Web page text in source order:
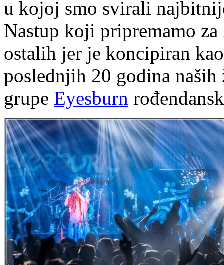
u kojoj smo svirali
Nastup koji pripremamo za
ostalih jer je koncipiran
poslednjih 20 godina
grupe Eyesburn